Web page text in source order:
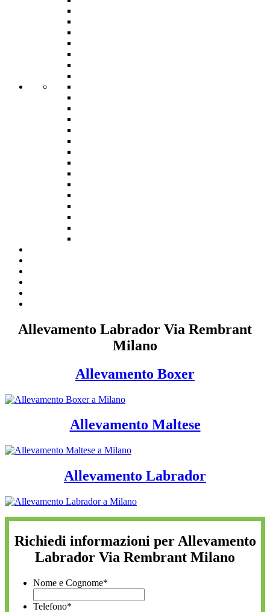
Allevamento Labrador Via Rembrant
Milano
Allevamento Boxer
Allevamento Maltese
Allevamento Labrador
Richiedi informazioni per Allevamento
Labrador Via Rembrant Milano
Nome e Cognome*
Telefono*